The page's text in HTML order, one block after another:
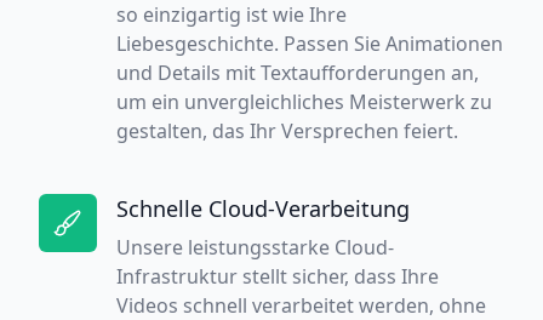
so einzigartig ist wie Ihre
Liebesgeschichte. Passen Sie Animationen
und Details mit Textaufforderungen an,
um ein unvergleichliches Meisterwerk zu
gestalten, das Ihr Versprechen feiert.
Schnelle Cloud-Verarbeitung
Unsere leistungsstarke Cloud-
Infrastruktur stellt sicher, dass Ihre
Videos schnell verarbeitet werden, ohne